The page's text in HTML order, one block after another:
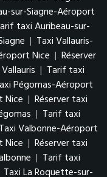
sur-Siagne-Aéroport
taxi Auribeau-sur-
| Taxi Vallauris-
Nice | Réserver
| Tarif taxi
Pégomas-Aéroport
Nice | Réserver taxi
| Tarif taxi
Taxi Valbonne-Aéroport
Nice | Réserver taxi
| Tarif taxi
Taxi La Roquette-sur-